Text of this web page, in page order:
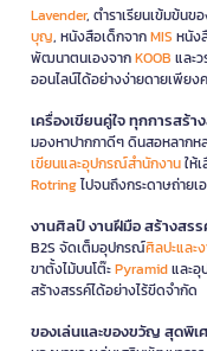
Lavender, ตำราเรียนเข้มข้นข
บุญ, หนังสือเด็กจากMIS หนัง
พัฒนาตนเองจากKOOB และ
ออนไลน์ได้อย่างง่ายดายเพียง
เครื่องเขียนคู่ใจ ทุกการสร้า
มองหาปากกาดีๆ ดินสอหลาก
เขียนและอุปกรณ์สำนักงานให้
Rotringไปจนถึงกระดาษถ่ายเ
งานศิลป์ งานฝีมือ สร้างสรร
B2S จัดเต็มอุปกรณ์ศิลปะและ
ขาตั้งไม้บนโต๊ะPyramidและ
สร้างสรรค์ได้อย่างไร้ขีดจำกัด
ของเล่นและของขวัญ สุดพิเ